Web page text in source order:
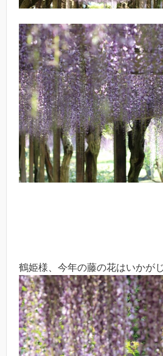
鶴姫様、今年の藤の花はいかが